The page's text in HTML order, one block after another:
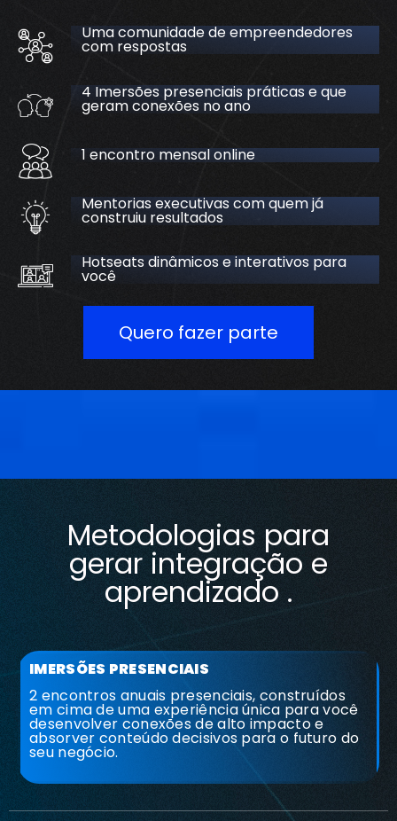
Uma comunidade de empreendedores
com respostas
4 Imersões presenciais práticas e que
geram conexões no ano
1 encontro mensal online
Mentorias executivas com quem já
construiu resultados
Hotseats dinâmicos e interativos para
você
Quero fazer parte
Metodologias para
gerar integração e
aprendizado .
IMERSÕES PRESENCIAIS
2 encontros anuais presenciais, construídos
em cima de uma experiência única para você
desenvolver conexões de alto impacto e
absorver conteúdo decisivos para o futuro do
seu negócio.